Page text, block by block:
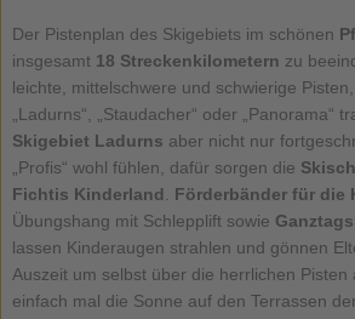
Der Pistenplan des Skigebiets im schönen
insgesamt 18 Streckenkilometern zu
leichte, mittelschwere und schwierige
„Ladurns“, „Staudacher“ oder „Panorama“
Skigebiet Ladurns aber nicht nur
„Profis“ wohl fühlen, dafür sorgen die
Fichtis Kinderland
Förderbänder für die
Übungshang mit Schlepplift sowie
lassen Kinderaugen strahlen und gönnen
Auszeit um selbst über die herrlichen Pisten
einfach mal die Sonne auf den Terrassen